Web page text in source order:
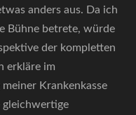
anders aus. Da ich
Bühne betrete, würde
der kompletten
erkläre im
Krankenkasse
gleichwertige